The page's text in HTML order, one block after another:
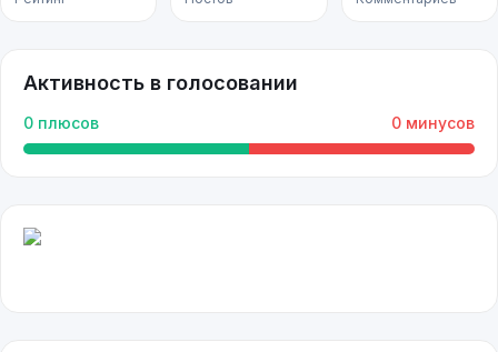
Активность в голосовании
0 плюсов 0 минусов